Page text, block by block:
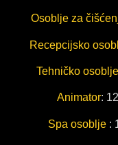
Osoblje za
Recepcijsko
Tehničko osoblje
Animator:
Spa osoblje :